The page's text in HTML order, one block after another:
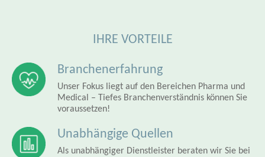
IHRE VORTEILE
Branchenerfahrung
Unser Fokus liegt auf den Bereichen Pharma und
Medical – Tiefes Branchenverständnis können Sie
voraussetzen!
Unabhängige Quellen
Als unabhängiger Dienstleister beraten wir Sie bei